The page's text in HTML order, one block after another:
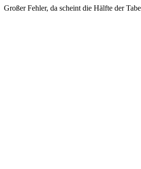
Großer Fehler, da scheint die Hälfte der